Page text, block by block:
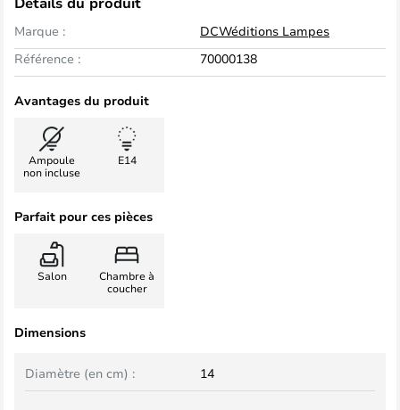
Marque :
DCWéditions Lampes
Référence :
70000138
Avantages du produit
Ampoule
non incluse
E14
Parfait pour ces pièces
Salon
Chambre à
coucher
Dimensions
Diamètre (en cm) : 14